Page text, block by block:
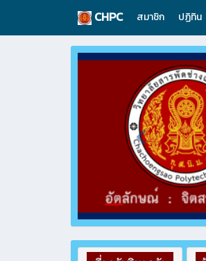
CHPC สมาชิก ปฏิทิน